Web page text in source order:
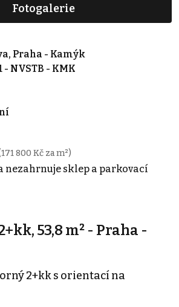
Fotogalerie
Praha - Kamýk
- NVSTB - KMK
800 Kč za m²)
nezahrnuje sklep a parkovací
53,8 m² - Praha -
2+kk s orientací na